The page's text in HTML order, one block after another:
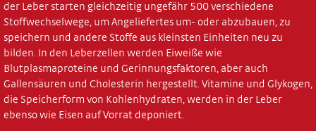
der Leber starten gleichzeitig ungefähr 500 verschiedene
Stoffwechselwege, um Angeliefertes um- oder abzubauen, zu
speichern und andere Stoffe aus kleinsten Einheiten neu zu
bilden. In den Leberzellen werden Eiweiße wie
Blutplasmaproteine und Gerinnungsfaktoren, aber auch
Gallensäuren und Cholesterin hergestellt. Vitamine und Glykogen,
die Speicherform von Kohlenhydraten, werden in der Leber
ebenso wie Eisen auf Vorrat deponiert.
Wie geht der Lebercheck?
Checken lassen -
so einfach geht‘s!
An welchen Arzt
wende ich mich?
Mein Ergebnis -
und dann?